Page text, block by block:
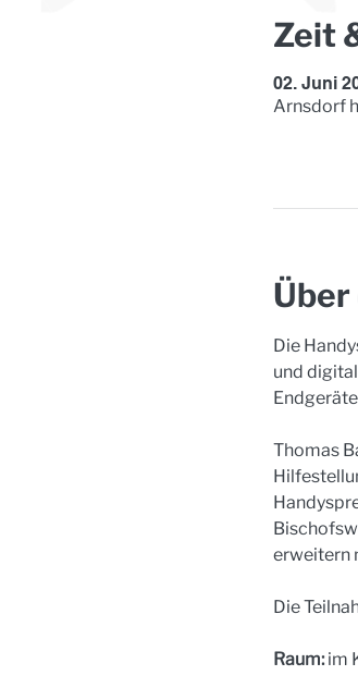
Zeit
02. Juni
Arnsdorf
Die
und
Thomas
erweitern
Die
Raum: im